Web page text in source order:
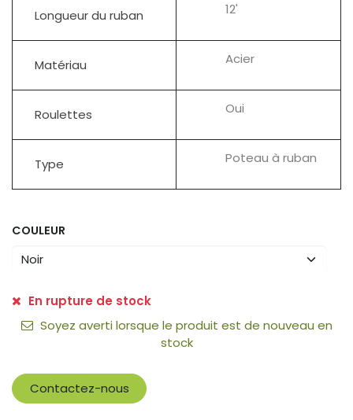
Longueur du ruban 12'
Matériau Acier
Roulettes Oui
Type Poteau à ruban
COULEUR
En rupture de stock
Soyez averti lorsque le produit est de nouveau en
stock
Contactez-nous